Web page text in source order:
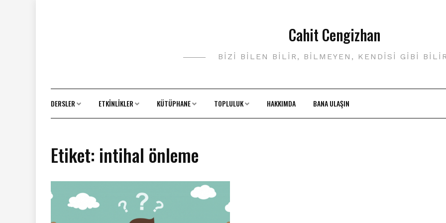
Cahit Cengizhan
BIZI BILEN BILIR, BILMEYEN, KENDISI GIBI
DERSLER ETKINLIKLER KÜTÜPHANE TOPLULUK HAKKIMDA BANA ULAŞIN
Etiket: intihal önleme